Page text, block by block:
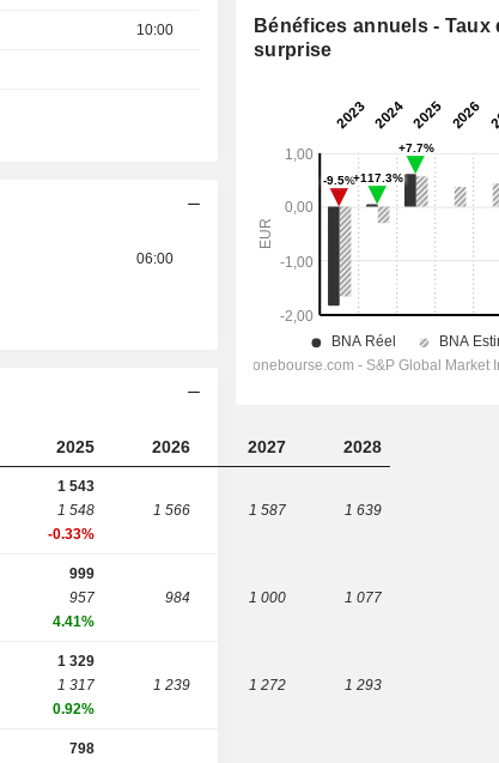
10:00
06:00
2025 2026 2027 2028
1 543
1 548
-0.33%
1 566 1 587 1 639
999
957
4.41%
984 1 000 1 077
1 329
1 317
0.92%
1 239 1 272 1 293
798
Bénéfices annuels - Taux
surprise